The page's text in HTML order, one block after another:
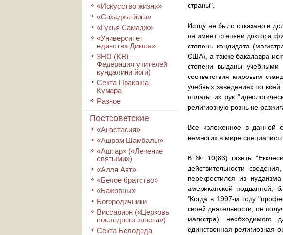
«Искусство жизни»
«Сахаджа-йога»
«Гухья Самадж»
«Университет
единства Дикша»
3HO (KRI ―
Федерация учителей
кундалини йоги)
Секта Пракаша
Кумара
Разное
Постсоветские
«Анастасия»
«Ашрам Шамбалы»
«Аштар» («Лечение
святыми»)
«Алля Аят»
«Белое братство»
«Бажовцы»
Богородичники
Виссарион («Церковь
последнего завета»)
Секта Белодеда
страны".
Истцу не было отказано в
он имеет степени доктора
степень кандидата
США), а также бакалавра
степени выданы учебными
соответствия мировым
учебных заведениях по
оплаты из рук
религиозную рознь не
Все изложенное в данной
немногих в мире
В № 10(83) газеты
действительности
перекрестился из
американской подданной,
"Когда в 1997-м году
своей деятельности, он
магистра), необходимого
единственная религиозная